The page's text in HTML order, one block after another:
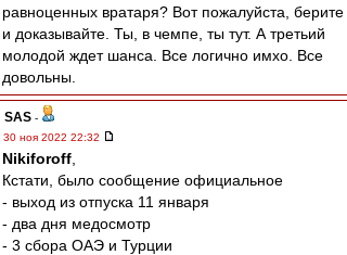
равноценных вратаря? Вот пожалуйста, берите
и доказывайте. Ты, в чемпе, ты тут. А третьий
молодой ждет шанса. Все логично имхо. Все
довольны.
SAS -
30 ноя 2022 22:32
Nikiforoff
Кстати, было сообщение официальное
- выход из отпуска 11 января
- два дня медосмотр
- 3 сбора ОАЭ и Турции